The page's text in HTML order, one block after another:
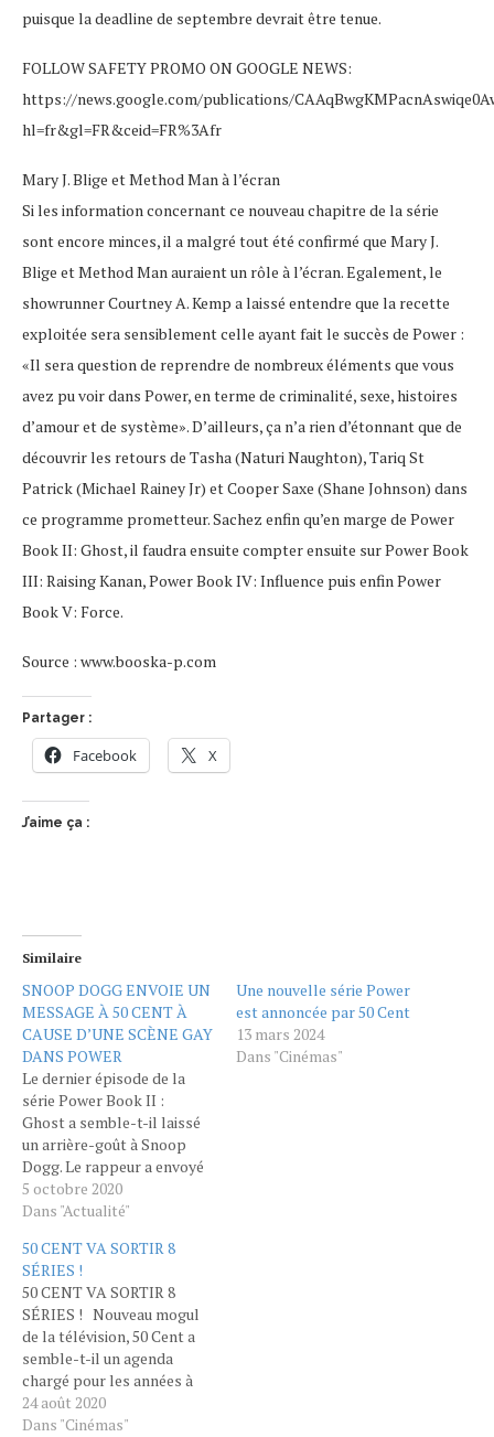
puisque la deadline de septembre devrait être tenue.
FOLLOW SAFETY PROMO ON GOOGLE NEWS:
https://news.google.com/publications/
hl=fr&gl=FR&ceid=FR%3Afr
Mary J. Blige et Method Man à l’écran
Si les information concernant ce nouveau chapitre de la série
sont encore minces, il a malgré tout été confirmé que Mary J.
Blige et Method Man auraient un rôle à l’écran. Egalement, le
showrunner Courtney A. Kemp a laissé entendre que la recette
exploitée sera sensiblement celle ayant fait le succès de Power :
«Il sera question de reprendre de nombreux éléments que vous
avez pu voir dans Power, en terme de criminalité, sexe, histoires
d’amour et de système». D’ailleurs, ça n’a rien d’étonnant que de
découvrir les retours de Tasha (Naturi Naughton), Tariq St
Patrick (Michael Rainey Jr) et Cooper Saxe (Shane Johnson) dans
ce programme prometteur. Sachez enfin qu’en marge de Power
Book II: Ghost, il faudra ensuite compter ensuite sur Power Book
III: Raising Kanan, Power Book IV: Influence puis enfin Power
Book V: Force.
Source : www.booska-p.com
Partager :
Facebook X
J’aime ça :
Similaire
SNOOP DOGG ENVOIE UN
MESSAGE À 50 CENT À
CAUSE D’UNE SCÈNE GAY
DANS POWER
Le dernier épisode de la
série Power Book II :
Ghost a semble-t-il laissé
un arrière-goût à Snoop
Dogg. Le rappeur a envoyé
un message privé 50 Cent,
producteur de la série, à
Wanda People, la
série Power Book II : Ghost,
spin-off de la série
populaire Power, est
diffusée…
5 octobre 2020
Dans "Actualité"
Une nouvelle série Power
est annoncée par 50 Cent
13 mars 2024
Dans "Cinémas"
50 CENT VA SORTIR 8
SÉRIES !
50 CENT VA SORTIR 8
SÉRIES ! Nouveau mogul
de la télévision, 50 Cent a
semble-t-il un agenda
chargé pour les années à
venir. Surfant sur le succès
de Power, le rappeur aurait
24 août 2020
Dans "Cinémas"